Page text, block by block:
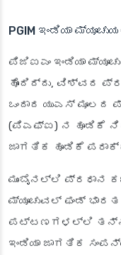
PGIM ಇಂಡಿಯಾ
ಪಿಜಿಐಎಂ ಇಂಡಿಯಾ
ಹೊಂದಿದ್ದು, ವಿಶ್ವದ
ಒಂದಾದ ಯುಎಸ್
(ಪಿಎಫ್‌ಐ) ನ ಹೂಡಿಕೆ
ಜಾಗತಿಕ ಹೂಡಿಕೆ
ಮುಂಬೈನಲ್ಲಿ ಪ್ರಧಾನ
ಮ್ಯೂಚುವಲ್ ಫಂಡ್
ಪಟ್ಟಣಗಳಲ್ಲಿ ತನ್ನ
ಇಂಡಿಯಾ ಜಾಗತಿಕ